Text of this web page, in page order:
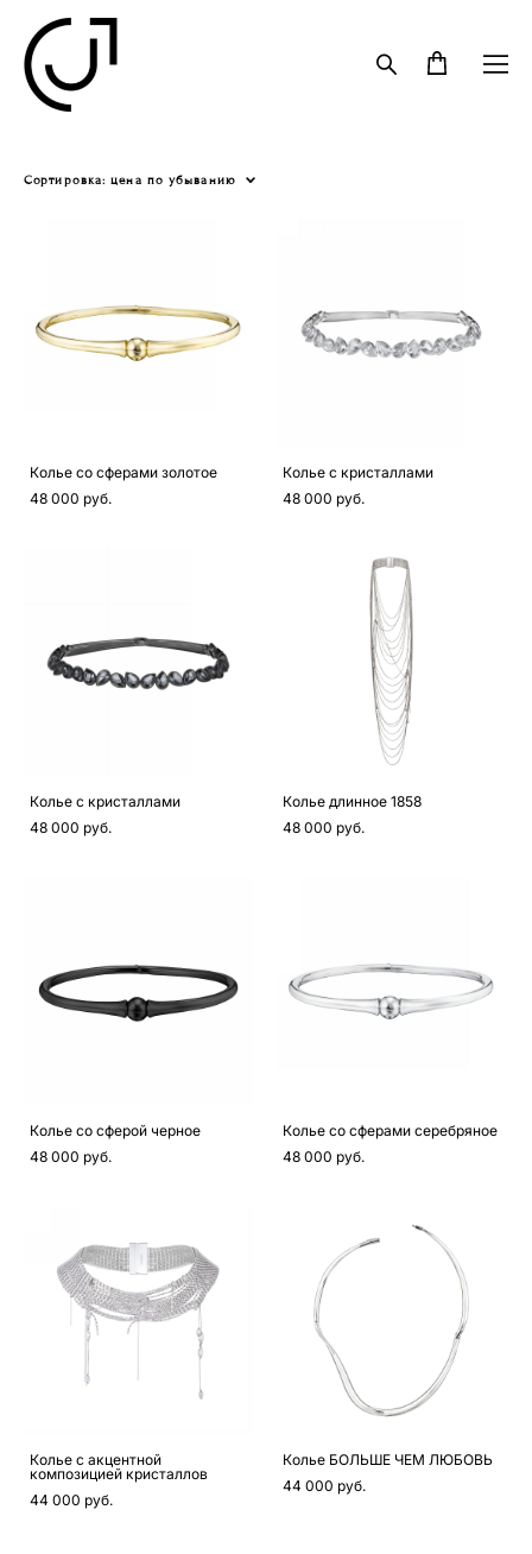
Сортировка: цена по убыванию
Колье со сферами золотое
48 000 pуб.
Колье с кристаллами
48 000 pуб.
Колье с кристаллами
48 000 pуб.
Колье длинное 1858
48 000 pуб.
Колье со сферой черное
48 000 pуб.
Колье со сферами серебряное
48 000 pуб.
Колье с акцентной
композицией кристаллов
44 000 pуб.
Колье БОЛЬШЕ ЧЕМ ЛЮБОВЬ
44 000 pуб.